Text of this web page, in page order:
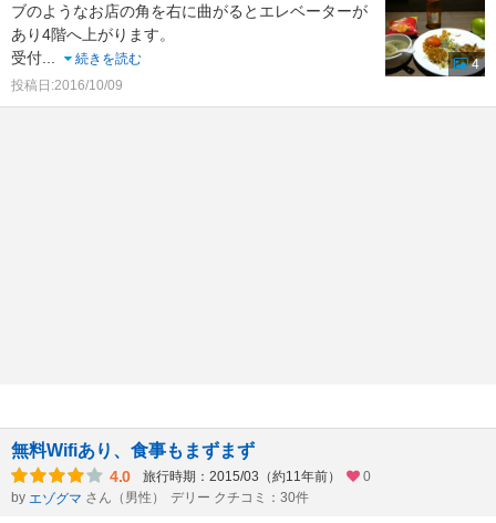
ブのようなお店の角を右に曲がるとエレベーターが
あり4階へ上がります。
受付...
続きを読む
投稿日:2016/10/09
4
無料Wifiあり、食事もまずまず
4.0 旅行時期：2015/03（約11年前）
0
by エゾグマ さん（男性） デリー クチコミ：30件